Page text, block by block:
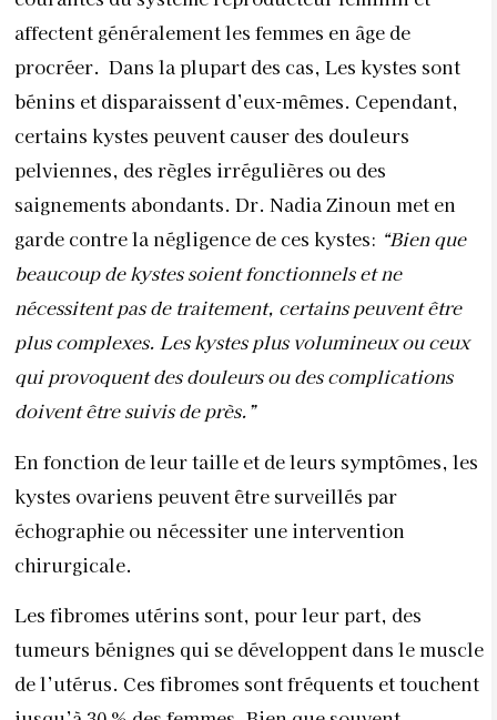
beaucoup de kystes soient fonctionnels et ne
nécessitent pas de traitement, certains peuvent être
plus complexes. Les kystes plus volumineux ou ceux
qui provoquent des douleurs ou des complications
doivent être suivis de près.”
En fonction de leur taille et de leurs symptômes, les
kystes ovariens peuvent être surveillés par
échographie ou nécessiter une intervention
chirurgicale.
Les fibromes utérins sont, pour leur part, des
tumeurs bénignes qui se développent dans le muscle
de l’utérus. Ces fibromes sont fréquents et touchent
jusqu’à 30 % des femmes. Bien que souvent
asymptomatiques, les fibromes peuvent, tout comme
les kystes, causer des saignements menstruels
abondants, des douleurs pelviennes, et des
sources de complications, notamment pour les
femmes qui souhaitent avoir des enfants”,précise Dr.
Boukhriss. Le traitement des fibromes, note la